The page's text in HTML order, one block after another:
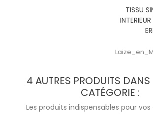
TISSU
4 AUTRES PRODUITS
CATÉGORIE :
Les produits indispensables pour